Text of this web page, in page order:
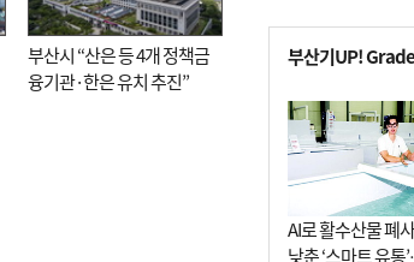
부산시 “산은 등 4개 정책금
융기관·한은 유치 추진”
부산기UP! Grade
AI로 활수산물 폐
낮춘 ‘스마트 유통